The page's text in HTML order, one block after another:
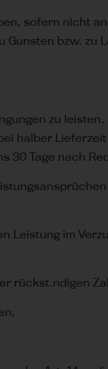
sofern nicht
bzw. zu
zu
halber
30 Tage nach
Leistung im
rückst.ndigen